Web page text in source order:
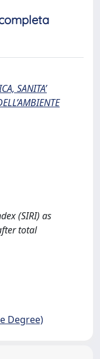
SANITA’
(SIRI) as
total
Degree)